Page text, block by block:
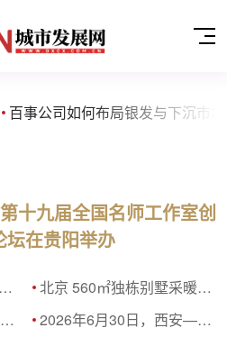
百事公司如何布局银发与下沉市场
十九届全国名师工作室创
坛在贵阳举办
北京 560㎡独栋别墅采暖锅炉更换实录，理性业主步步核对，完整避坑全过程
2026年6月30日，西安——由阿根廷国家牛肉促进协会（IPCVA）与西安丽思卡尔顿酒店联合举办的「潘帕斯之夏·蓝白牧歌」阿根廷牛肉美食节于酒店标志性餐厅鲜厨房正式启幕。活动以阿根廷牛肉为核心载体，融